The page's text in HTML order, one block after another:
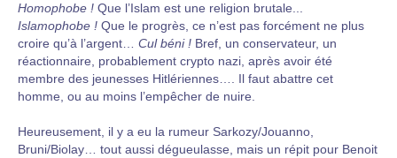
Homophobe ! Que l’Islam est une religion brutale...
Islamophobe ! Que le progrès, ce n’est pas forcément ne plus
croire qu’à l’argent… Cul béni ! Bref, un conservateur, un
réactionnaire, probablement crypto nazi, après avoir été
membre des jeunesses Hitlériennes…. Il faut abattre cet
homme, ou au moins l’empêcher de nuire.
Heureusement, il y a eu la rumeur Sarkozy/Jouanno,
Bruni/Biolay… tout aussi dégueulasse, mais un répit pour Benoit